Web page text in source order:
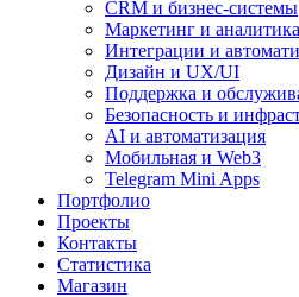
CRM и бизнес-системы
Маркетинг и аналитика
Интеграции и
Дизайн и UX/UI
Поддержка и
Безопасность и
AI и автоматизация
Мобильная и Web3
Telegram Mini Apps
Портфолио
Проекты
Контакты
Статистика
Магазин